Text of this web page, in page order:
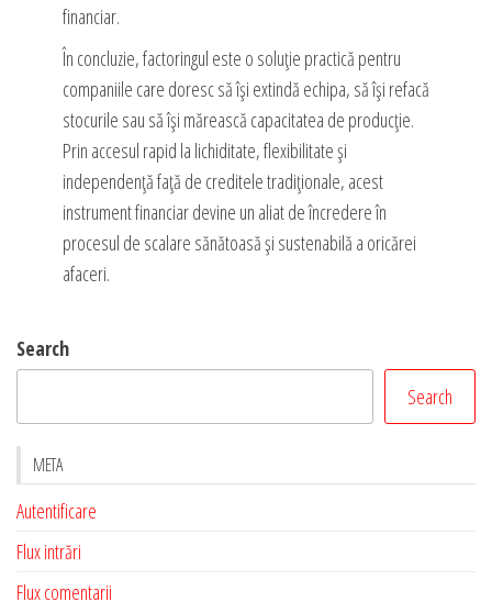
financiar.
În concluzie, factoringul este o soluție practică pentru
companiile care doresc să își extindă echipa, să își refacă
stocurile sau să își mărească capacitatea de producție.
Prin accesul rapid la lichiditate, flexibilitate și
independență față de creditele tradiționale, acest
instrument financiar devine un aliat de încredere în
procesul de scalare sănătoasă și sustenabilă a oricărei
afaceri.
Search
Search
META
Autentificare
Flux intrări
Flux comentarii